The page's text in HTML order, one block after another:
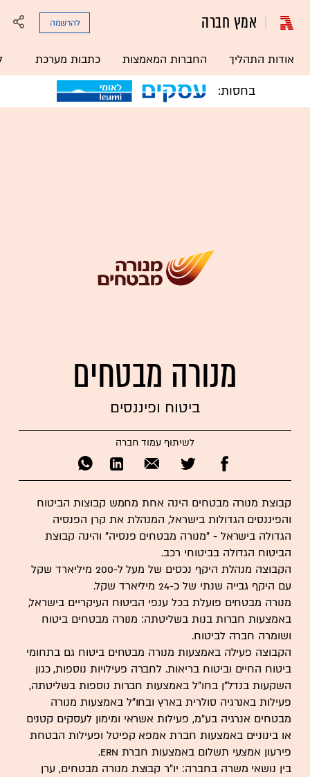
אמץ חברה
אודות התהליך החברות המאמצות כתבות מערכת
להרשמה
בחסות:
מנורה מבטחים
ביטוח ופיננסים
לשיתוף עמוד חברה
קבוצת מנורה מבטחים הינה אחת מחמש קבוצות הביטוח
והפיננסים הגדולות בישראל, המנהלת את קרן הפנסיה
הגדולה בישראל - "מנורה מבטחים פנסיה" והינה קבוצת
הביטוח הגדולה בביטוחי רכב.
הקבוצה מנהלת היקף נכסים של מעל ל-200 מיליארד שקל
עם היקף גבייה שנתי של כ-24 מיליארד שקל.
מנורה מבטחים פועלת בכל ענפי הביטוח העיקריים בישראל,
באמצעות חברות בנות בשליטתה: מנורה מבטחים ביטוח
ושומרה חברה לביטוח.
הקבוצה פעילה באמצעות מנורה מבטחים ביטוח גם בתחומי
ביטוח החיים וביטוח בריאות. לחברה פעילויות נוספות, כגון
השקעות בנדל"ן בחו"ל באמצעות חברות נוספות בשליטתה,
פעילות באנרגיה סולרית בארץ ובחו"ל באמצעות מנורה
מבטחים אנרגיה בע"מ, פעילות אשראי ומימון לעסקים קטנים
או בינוניים באמצעות חברת אמפא קפיטל ופעילות הבטחת
פירעון אמצעי תשלום באמצעות חברת ERN.
בין נושאי משרה בחברה: יו"ר קבוצת מנורה מבטחים, ערן